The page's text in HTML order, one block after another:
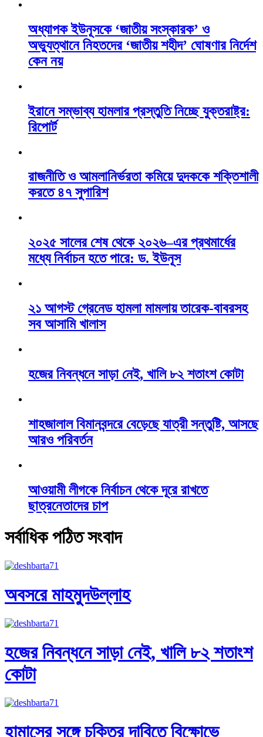
অধ্যাপক ইউনূসকে ‘জাতীয় সংস্কারক’ ও
অভ্যুত্থানে নিহতদের ‘জাতীয় শহীদ’ ঘোষণার নির্দেশ
কেন নয়
ইরানে সম্ভাব্য হামলার প্রস্তুতি নিচ্ছে যুক্তরাষ্ট্র:
রিপোর্ট
রাজনীতি ও আমলানির্ভরতা কমিয়ে দুদককে শক্তিশালী
করতে ৪৭ সুপারিশ
২০২৫ সালের শেষ থেকে ২০২৬–এর প্রথমার্ধের
মধ্যে নির্বাচন হতে পারে: ড. ইউনূস
২১ আগস্ট গ্রেনেড হামলা মামলায় তারেক-বাবরসহ
সব আসামি খালাস
হজের নিবন্ধনে সাড়া নেই, খালি ৮২ শতাংশ কোটা
শাহজালাল বিমানবন্দরে বেড়েছে যাত্রী সন্তুষ্টি, আসছে
আরও পরিবর্তন
আওয়ামী লীগকে নির্বাচন থেকে দূরে রাখতে
ছাত্রনেতাদের চাপ
সর্বাধিক পঠিত সংবাদ
অবসরে মাহমুদউল্লাহ
হজের নিবন্ধনে সাড়া নেই, খালি ৮২ শতাংশ
কোটা
হামাসের সঙ্গে চুক্তির দাবিতে বিক্ষোভে